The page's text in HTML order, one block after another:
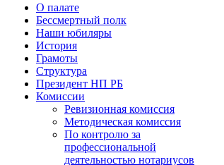
О палате
Бессмертный полк
Наши юбиляры
История
Грамоты
Структура
Президент НП РБ
Комиссии
Ревизионная комиссия
Методическая комиссия
По контролю за
профессиональной
деятельностью нотариусов